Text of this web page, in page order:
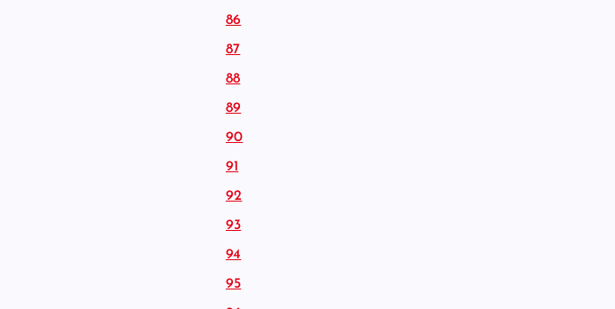
86
87
88
89
90
91
92
93
94
95